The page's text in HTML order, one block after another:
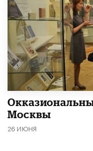
Москвы
26 ИЮНЯ